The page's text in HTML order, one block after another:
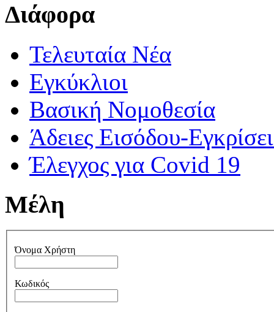
Διάφορα
Τελευταία Νέα
Εγκύκλιοι
Βασική Νομοθεσία
Άδειες Εισόδου-
Έλεγχος για Covid 19
Μέλη
Όνομα Χρήστη
Κωδικός